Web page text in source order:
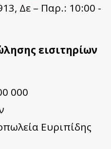
Δε – Παρ.: 10:00 -
εισιτηρίων
000
Ευριπίδης